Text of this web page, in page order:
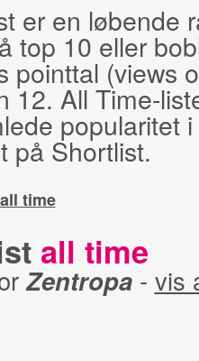
er en løbende
top 10 eller
pointtal (views
12. All Time-
popularitet
på Shortlist.
all time
all time
Zentropa- vis